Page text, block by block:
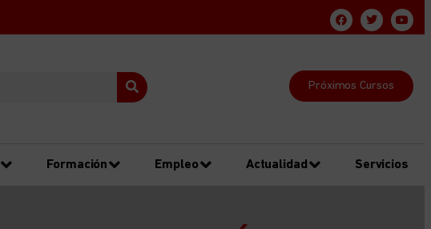
Próximos Cursos
Formación Empleo Actualidad Servicios